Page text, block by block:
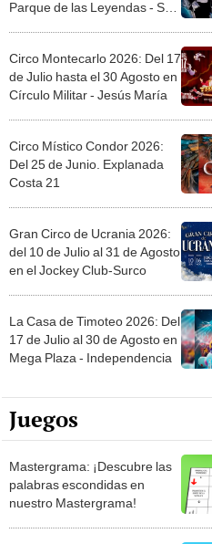
Parque de las Leyendas - San
Circo Montecarlo 2026: Del 17
de Julio hasta el 30 Agosto en
Círculo Militar - Jesús María
Circo Místico Condor 2026:
Del 25 de Junio. Explanada
Costa 21
Gran Circo de Ucrania 2026:
del 10 de Julio al 31 de Agosto
en el Jockey Club-Surco
La Casa de Timoteo 2026: Del
17 de Julio al 30 de Agosto en
Mega Plaza - Independencia
Juegos
Mastergrama: ¡Descubre las
palabras escondidas en
nuestro Mastergrama!